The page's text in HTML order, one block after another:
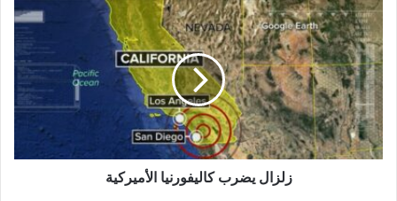
زلزال يضرب كاليفورنيا الأميركية